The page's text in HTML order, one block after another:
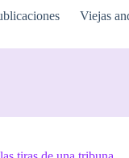
Viejas